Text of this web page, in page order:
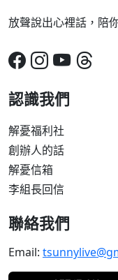
放聲說出心裡話，陪
認識我們
解憂福利社
創辦人的話
解憂信箱
李組長回信
聯絡我們
Email: